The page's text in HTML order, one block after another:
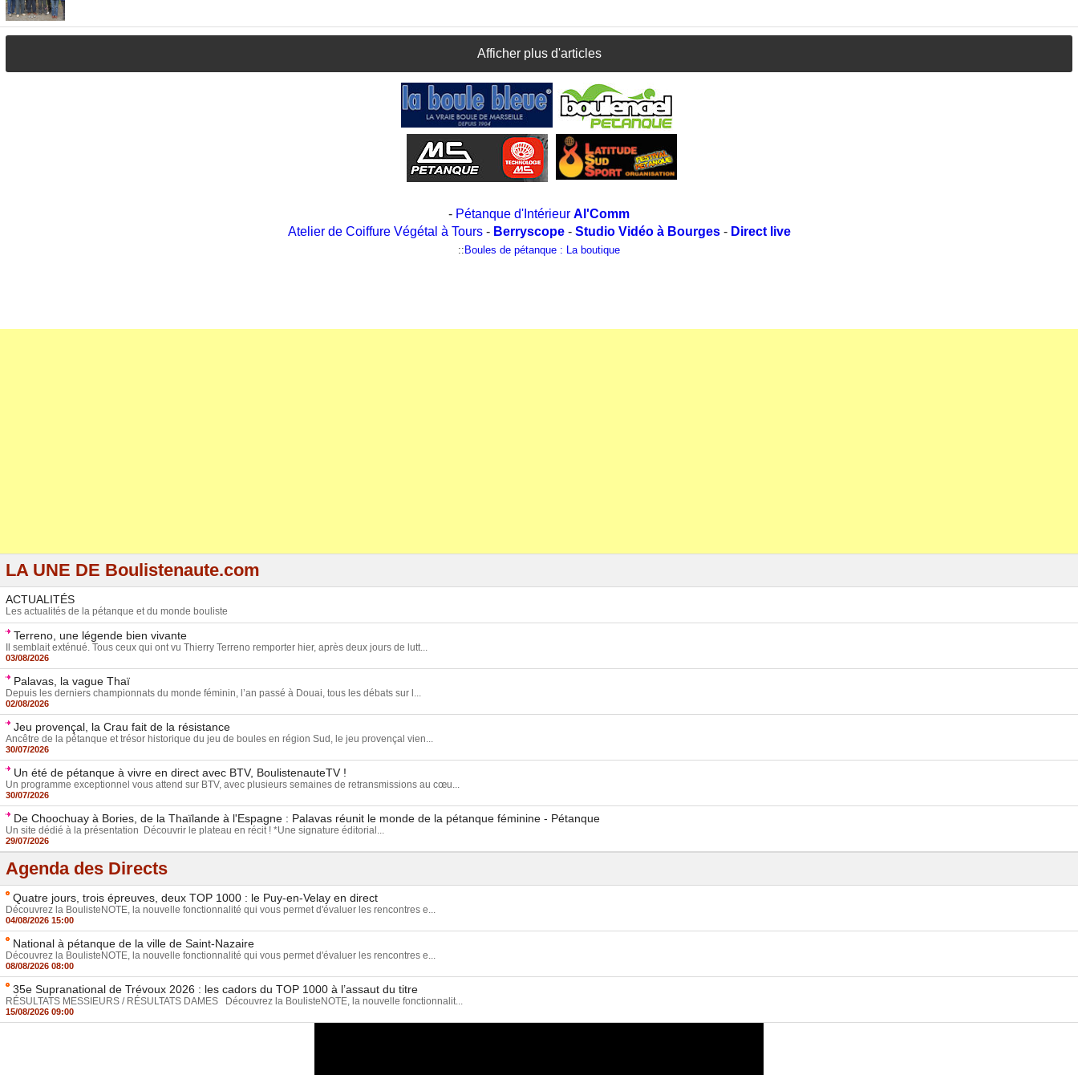
Afficher plus d'articles
- Pétanque d'Intérieur Al'Comm
Atelier de Coiffure Végétal à Tours- Berryscope- Studio Vidéo à Bourges- Direct live
:: Boules de pétanque : La boutique
LA UNE DE Boulistenaute.com
ACTUALITÉS
Les actualités de la pétanque et du monde bouliste
Terreno, une légende bien vivante
Il semblait exténué. Tous ceux qui ont vu Thierry Terreno remporter hier, après deux jours de lutt...
03/08/2026
Palavas, la vague Thaï
Depuis les derniers championnats du monde féminin, l’an passé à Douai, tous les débats sur l...
02/08/2026
Jeu provençal, la Crau fait de la résistance
Ancêtre de la pétanque et trésor historique du jeu de boules en région Sud, le jeu provençal vien...
30/07/2026
Un été de pétanque à vivre en direct avec BTV, BoulistenauteTV !
Un programme exceptionnel vous attend sur BTV, avec plusieurs semaines de retransmissions au cœu...
30/07/2026
De Choochuay à Bories, de la Thaïlande à l'Espagne : Palavas réunit le monde de la pétanque féminine - Pétanque
Un site dédié à la présentation Découvrir le plateau en récit ! *Une signature éditorial...
29/07/2026
Agenda des Directs
Quatre jours, trois épreuves, deux TOP 1000 : le Puy-en-Velay en direct
Découvrez la BoulisteNOTE, la nouvelle fonctionnalité qui vous permet d'évaluer les rencontres e...
04/08/2026 15:00
National à pétanque de la ville de Saint-Nazaire
Découvrez la BoulisteNOTE, la nouvelle fonctionnalité qui vous permet d'évaluer les rencontres e...
08/08/2026 08:00
35e Supranational de Trévoux 2026 : les cadors du TOP 1000 à l’assaut du titre
RÉSULTATS MESSIEURS / RÉSULTATS DAMES Découvrez la BoulisteNOTE, la nouvelle fonctionnalit...
15/08/2026 09:00